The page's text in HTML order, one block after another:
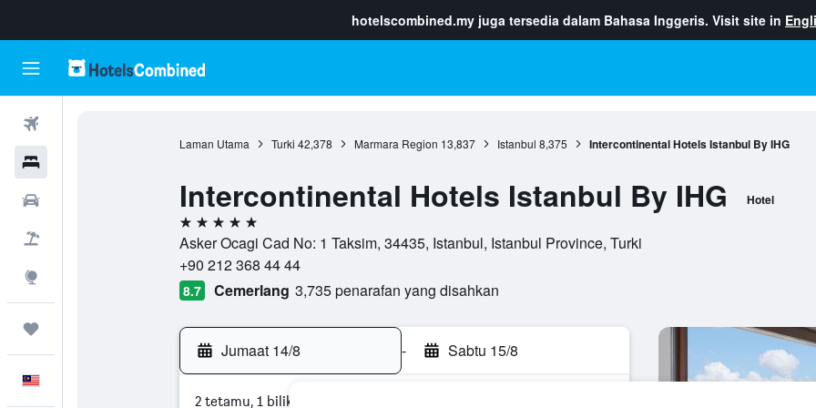
hotelscombined.my juga tersedia dalam Bahasa Inggeris. Visit site in
Laman Utama Turki 42,378 Marmara Region 13,837 Istanbul 8,375 Intercontinental Hotels Istanbul By IHG
Intercontinental Hotels Istanbul By IHG Hotel
5 bintang
Asker Ocagi Cad No: 1 Taksim, 34435, Istanbul, Istanbul Province, Turki
+90 212 368 44 44
8.7 Cemerlang 3,735 penarafan yang disahkan
Jumaat 14/8 - Sabtu 15/8
2 tetamu, 1 bilik